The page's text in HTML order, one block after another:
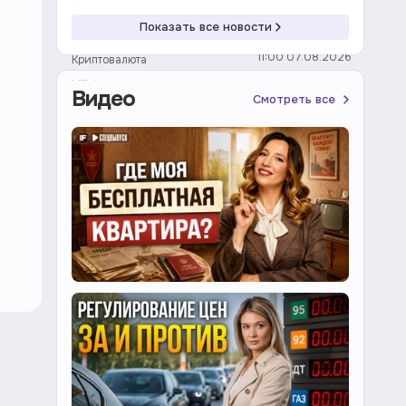
Криптовалюта 11:00 07.08.2026
МВФ предупредил о рисках долларовых
стейблкоинов для финансовой
Показать все новости
Видео Смотреть все